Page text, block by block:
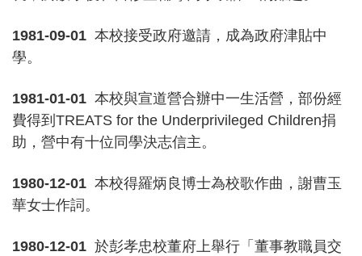
1981-09-01 本校接受政府邀請，成為政府津貼中
學。
1981-01-01 本校與宣道營合辦中一生活營，部份經
費得到TREATS for the Underprivileged Children捐
助，營中有十位同學決志信主。
1980-12-01 本校得羅炳良博士為校歌作曲，謝曹玉
華女士作詞。
1980-12-01 於彭孝忠校董府上舉行「董事教職員交